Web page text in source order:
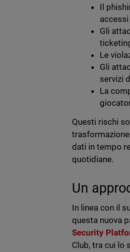
Il
Gli
Le
Gli
servizi
La
Questi rischi
dati in tempo
quotidiane.
Un
In linea con il
questa nuova
Security
Club, tra cui lo